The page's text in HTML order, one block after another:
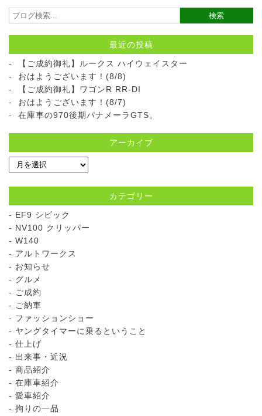
最近の投稿
【ご成約御礼】ルークス ハイウェイスター
おはようございます！(8/8)
【ご成約御礼】ワゴンR RR-DI
おはようございます！(8/7)
在庫車の970後期パナメーラGTS。
アーカイブ
カテゴリー
EF9 シビック
NV100 クリッパー
W140
アルトワークス
お知らせ
グルメ
ご成約
ご納車
ファッションショー
ヤングタイマーに乗るということ
仕上げ
出来事・近況
商品紹介
在庫車紹介
愛車紹介
拘りの一品